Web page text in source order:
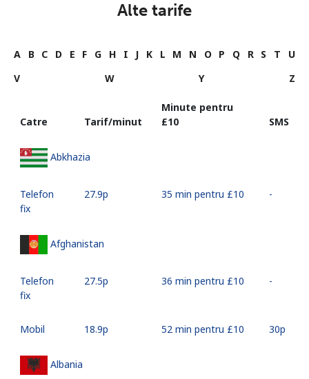
Alte tarife
A B C D E F G H I J K L M N O P Q R S T
U
V
W Y Z
Catre Tarif/minut
Minute pentru
⁦£10⁩
SMS
Abkhazia
Telefon
fix
⁦27.9p⁩ 35 min pentru ⁦£10⁩ -
Afghanistan
Telefon
fix
⁦27.5p⁩ 36 min pentru ⁦£10⁩ -
Mobil ⁦18.9p⁩ 52 min pentru ⁦£10⁩ ⁦30p⁩
Albania